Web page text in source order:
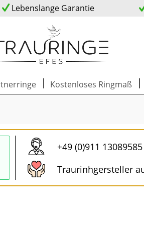
Lebenslange Garantie
Kostenloses Ringmaß
+49 (0)911
Traurinhgersteller